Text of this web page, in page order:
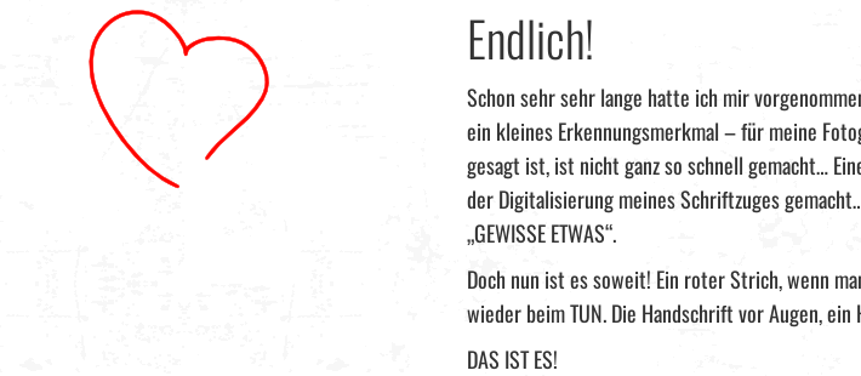
Endlich!
Schon sehr sehr lange hatte ich mir
ein kleines Erkennungsmerkmal – für meine
gesagt ist, ist nicht ganz so schnell gemacht…
der Digitalisierung meines Schriftzuges
„GEWISSE ETWAS“.
Doch nun ist es soweit! Ein roter Strich, wenn
wieder beim TUN. Die Handschrift vor Augen, ein
DAS IST ES!